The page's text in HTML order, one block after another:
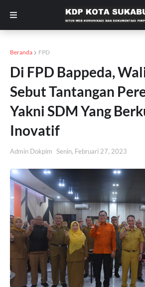
Beranda FPD
Di FPD Bappeda,
Sebut Tantangan
Yakni SDM Yang
Inovatif
Admin Dokpim Senin, Februari 27, 2023